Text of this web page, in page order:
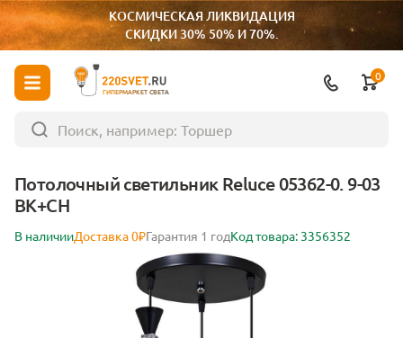
КОСМИЧЕСКАЯ ЛИКВИДАЦИЯ
СКИДКИ 30% 50% И 70%.
ГИПЕРМАРКЕТ СВЕТА
0
Потолочный светильник Reluce 05362-0. 9-03
BK+CH
В наличииДоставка 0₽Гарантия 1 годКод товара: 3356352